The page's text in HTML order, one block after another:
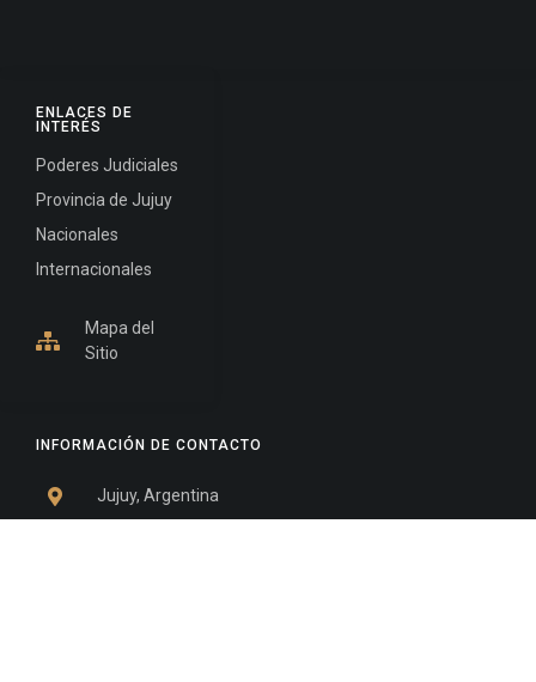
INFORMACIÓN DE CONTACTO
Jujuy, Argentina
ENLACES DE
INTERÉS
Poderes Judiciales
Provincia de Jujuy
Nacionales
Internacionales
Mapa del
Sitio